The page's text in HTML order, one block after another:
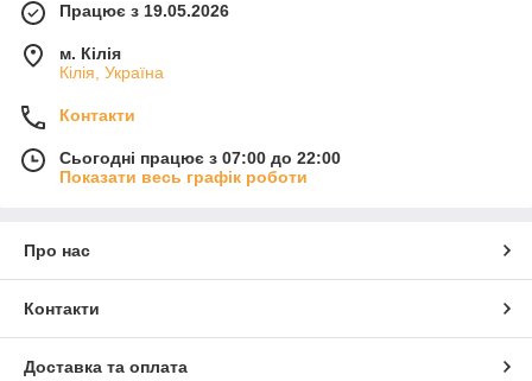
Працює з 19.05.2026
м. Кілія
Кілія, Україна
Контакти
Сьогодні працює з 07:00 до 22:00
Показати весь графік роботи
Про нас
Контакти
Доставка та оплата